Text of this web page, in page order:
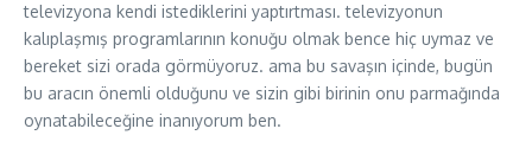
televizyona kendi istediklerini yaptırtması. televizyonun
kalıplaşmış programlarının konuğu olmak bence hiç uymaz ve
bereket sizi orada görmüyoruz. ama bu savaşın içinde, bugün
bu aracın önemli olduğunu ve sizin gibi birinin onu parmağında
oynatabileceğine inanıyorum ben.